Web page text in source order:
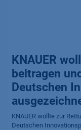
KNAUER
beitragen
Deutschen
KNAUER wollte zur
Deutschen